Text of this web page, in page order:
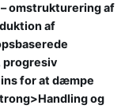
omstrukturering af
af
progresiv
for at dæmpe
og